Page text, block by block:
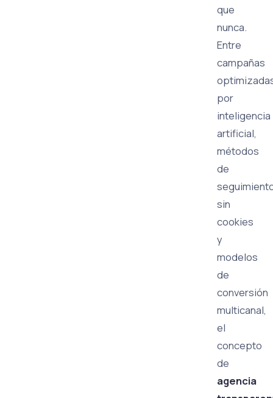
que
nunca.
Entre
campañas
por
inteligencia
artificial,
métodos
de
sin
cookies
y
modelos
de
conversión
multicanal,
el
concepto
de
agencia